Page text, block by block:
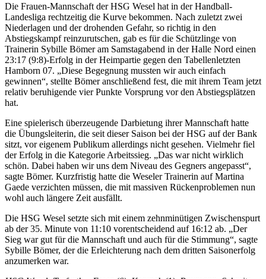
Die Frauen-Mannschaft der HSG Wesel hat in der Handball-
Landesliga rechtzeitig die Kurve bekommen. Nach zuletzt zwei
Niederlagen und der drohenden Gefahr, so richtig in den
Abstiegskampf reinzurutschen, gab es für die Schützlinge von
Trainerin Sybille Bömer am Samstagabend in der Halle Nord einen
23:17 (9:8)-Erfolg in der Heimpartie gegen den Tabellenletzten
Hamborn 07. „Diese Begegnung mussten wir auch einfach
gewinnen“, stellte Bömer anschließend fest, die mit ihrem Team jetzt
relativ beruhigende vier Punkte Vorsprung vor den Abstiegsplätzen
hat.
Eine spielerisch überzeugende Darbietung ihrer Mannschaft hatte
die Übungsleiterin, die seit dieser Saison bei der HSG auf der Bank
sitzt, vor eigenem Publikum allerdings nicht gesehen. Vielmehr fiel
der Erfolg in die Kategorie Arbeitssieg. „Das war nicht wirklich
schön. Dabei haben wir uns dem Niveau des Gegners angepasst“,
sagte Bömer. Kurzfristig hatte die Weseler Trainerin auf Martina
Gaede verzichten müssen, die mit massiven Rückenproblemen nun
wohl auch längere Zeit ausfällt.
Die HSG Wesel setzte sich mit einem zehnminütigen Zwischenspurt
ab der 35. Minute von 11:10 vorentscheidend auf 16:12 ab. „Der
Sieg war gut für die Mannschaft und auch für die Stimmung“, sagte
Sybille Bömer, der die Erleichterung nach dem dritten Saisonerfolg
anzumerken war.